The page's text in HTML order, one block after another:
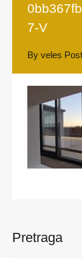
7-V
By veles
Pretraga